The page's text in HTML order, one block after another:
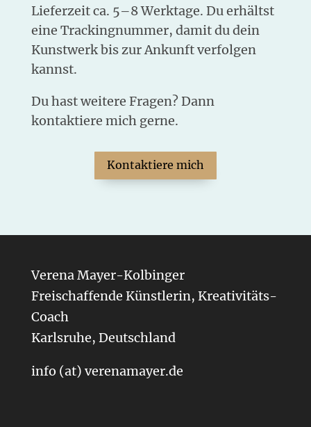
Lieferzeit ca. 5–8 Werktage. Du erhältst
eine Trackingnummer, damit du dein
Kunstwerk bis zur Ankunft verfolgen
kannst.
Du hast weitere Fragen? Dann
kontaktiere mich gerne.
Kontaktiere mich
Verena Mayer-Kolbinger
Freischaffende Künstlerin, Kreativitäts-
Coach
Karlsruhe, Deutschland
info (at) verenamayer.de